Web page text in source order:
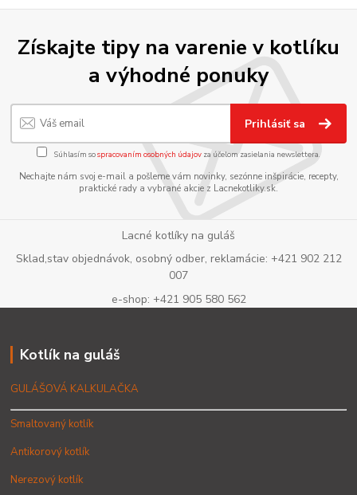
Získajte tipy na varenie v kotlíku
a výhodné ponuky
Prihlásiť sa
Súhlasím sospracovaním osobných údajov za účelom zasielania newslettera.
Nechajte nám svoj e-mail a pošleme vám novinky, sezónne inšpirácie, recepty,
praktické rady a vybrané akcie z Lacnekotliky.sk.
Lacné kotlíky na guláš
Sklad,stav objednávok, osobný odber, reklamácie: +421 902 212
007
e-shop: +421 905 580 562
Kotlík na guláš
GULÁŠOVÁ KALKULAČKA
Smaltovaný kotlík
Antikorový kotlík
Nerezový kotlík